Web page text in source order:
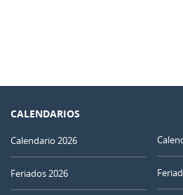
CALENDARIOS
Calendario 2026
Feriados 2026